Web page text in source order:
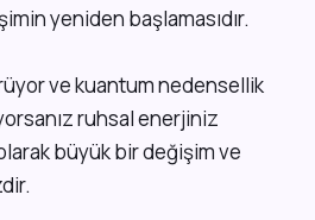
yeniden başlamasıdır.
ve kuantum nedensellik
ruhsal enerjiniz
büyük bir değişim ve